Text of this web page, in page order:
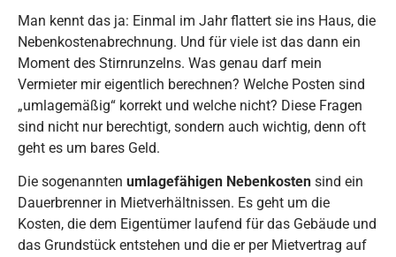
Man kennt das ja: Einmal im Jahr flattert sie ins Haus, die
Nebenkostenabrechnung. Und für viele ist das dann ein
Moment des Stirnrunzelns. Was genau darf mein
Vermieter mir eigentlich berechnen? Welche Posten sind
„umlagemäßig“ korrekt und welche nicht? Diese Fragen
sind nicht nur berechtigt, sondern auch wichtig, denn oft
geht es um bares Geld.
Die sogenannten umlagefähigen Nebenkosten sind ein
Dauerbrenner in Mietverhältnissen. Es geht um die
Kosten, die dem Eigentümer laufend für das Gebäude und
das Grundstück entstehen und die er per Mietvertrag auf